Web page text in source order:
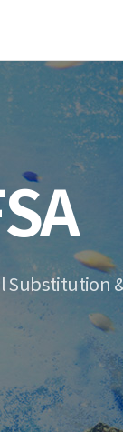
Substitution